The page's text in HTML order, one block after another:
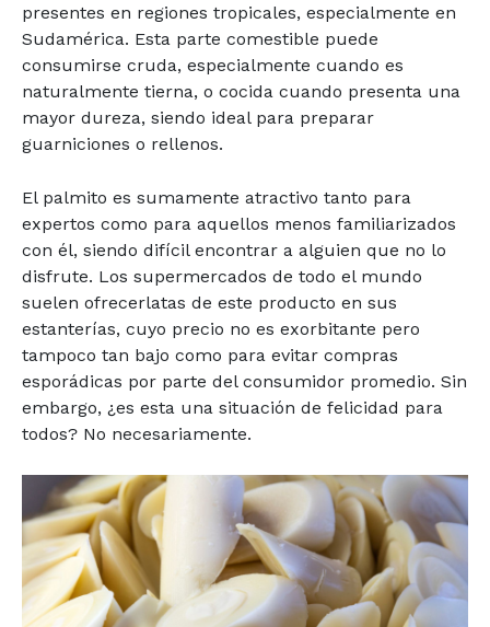
presentes en regiones tropicales, especialmente en
Sudamérica. Esta parte comestible puede
consumirse cruda, especialmente cuando es
naturalmente tierna, o cocida cuando presenta una
mayor dureza, siendo ideal para preparar
guarniciones o rellenos.
El palmito es sumamente atractivo tanto para
expertos como para aquellos menos familiarizados
con él, siendo difícil encontrar a alguien que no lo
disfrute. Los supermercados de todo el mundo
suelen ofrecerlatas de este producto en sus
estanterías, cuyo precio no es exorbitante pero
tampoco tan bajo como para evitar compras
esporádicas por parte del consumidor promedio. Sin
embargo, ¿es esta una situación de felicidad para
todos? No necesariamente.